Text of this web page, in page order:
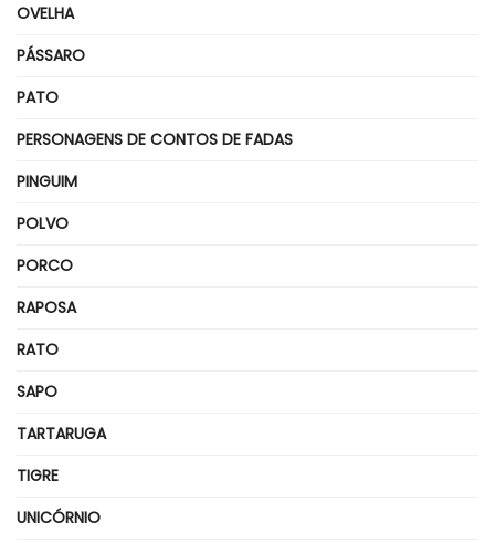
OVELHA
PÁSSARO
PATO
PERSONAGENS DE CONTOS DE FADAS
PINGUIM
POLVO
PORCO
RAPOSA
RATO
SAPO
TARTARUGA
TIGRE
UNICÓRNIO